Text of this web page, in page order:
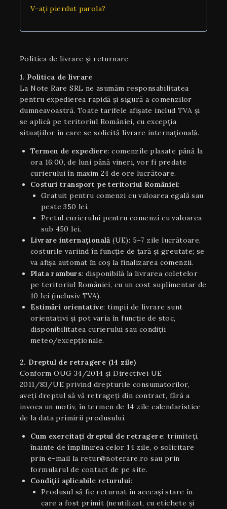
V-ați pierdut parola?
Politica de livrare și returnare
1. Politica de livrare
La Note Rare SRL ne asumăm responsabilitatea
pentru expedierea rapidă și sigură a comenzilor
dumneavoastră. Toate tarifele afișate includ TVA și
se aplică pe teritoriul României, cu excepția
situaţiilor în care se solicită livrare internaţională.
Termen de expediere: comenzile plasate până la
ora 16:00, de luni până vineri, vor fi predate
curierului în maxim 24 de ore lucrătoare.
Costuri transport pe teritoriul României:
Gratuit pentru comenzi cu valoarea egală sau
peste 350 lei.
Pretul curierului pentru comenzi cu valoarea
sub 450 lei.
Livrare internaţională (UE): 5–7 zile lucrătoare,
costurile variind în funcție de țară și greutate; se
va afișa automat în coș la finalizarea comenzii.
Plata ramburs: disponibilă la livrarea coletelor
pe teritoriul României, cu un cost suplimentar de
10 lei (inclusiv TVA).
Estimări orientative: timpii de livrare sunt
orientativi şi pot varia în funcție de stoc,
disponibilitatea curierului sau condiții
meteo/excepționale.
2. Dreptul de retragere (14 zile)
Conform OUG 34/2014 și Directivei UE
2011/83/UE privind drepturile consumatorilor,
aveți dreptul să vă retrageți din contract, fără a
invoca un motiv, în termen de 14 zile calendaristice
de la data primirii produsului.
Cum exercitați dreptul de retragere: trimiteți,
înainte de împlinirea celor 14 zile, o solicitare
prin e-mail la retur@noterare.ro sau prin
formularul de contact de pe site.
Condiţii aplicabile returului:
Produsul să fie returnat în aceeaşi stare în
care a fost primit (neutilizat, cu etichete și